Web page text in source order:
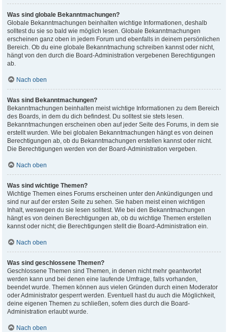
Was sind globale Bekanntmachungen?
Globale Bekanntmachungen beinhalten wichtige Informationen, deshalb
solltest du sie so bald wie möglich lesen. Globale Bekanntmachungen
erscheinen ganz oben in jedem Forum und ebenfalls in deinem persönlichen
Bereich. Ob du eine globale Bekanntmachung schreiben kannst oder nicht,
hängt von den durch die Board-Administration vergebenen Berechtigungen
ab.
Nach oben
Was sind Bekanntmachungen?
Bekanntmachungen beinhalten meist wichtige Informationen zu dem Bereich
des Boards, in dem du dich befindest. Du solltest sie stets lesen.
Bekanntmachungen erscheinen oben auf jeder Seite des Forums, in dem sie
erstellt wurden. Wie bei globalen Bekanntmachungen hängt es von deinen
Berechtigungen ab, ob du Bekanntmachungen erstellen kannst oder nicht.
Die Berechtigungen werden von der Board-Administration vergeben.
Nach oben
Was sind wichtige Themen?
Wichtige Themen eines Forums erscheinen unter den Ankündigungen und
sind nur auf der ersten Seite zu sehen. Sie haben meist einen wichtigen
Inhalt, weswegen du sie lesen solltest. Wie bei den Bekanntmachungen
hängt es von deinen Berechtigungen ab, ob du wichtige Themen erstellen
kannst oder nicht; die Berechtigungen stellt die Board-Administration ein.
Nach oben
Was sind geschlossene Themen?
Geschlossene Themen sind Themen, in denen nicht mehr geantwortet
werden kann und bei denen eine laufende Umfrage, falls vorhanden,
beendet wurde. Themen können aus vielen Gründen durch einen Moderator
oder Administrator gesperrt werden. Eventuell hast du auch die Möglichkeit,
deine eigenen Themen zu schließen, sofern dies durch die Board-
Administration erlaubt wurde.
Nach oben